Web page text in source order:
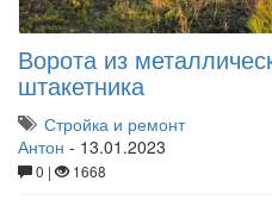
Ворота из
штакетника
Стройка и ремонт
Антон - 13.01.2023
0 | 1668